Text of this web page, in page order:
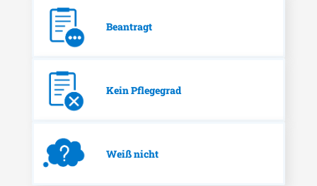
Beantragt
Kein Pflegegrad
Weiß nicht